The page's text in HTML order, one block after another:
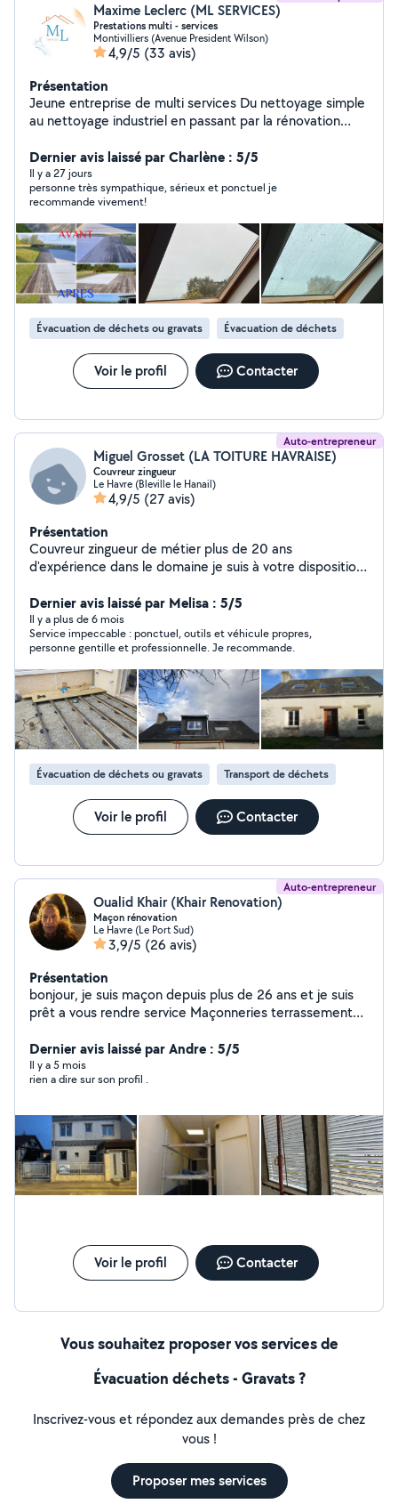
Maxime Leclerc (ML SERVICES)
Prestations multi - services
Montivilliers (Avenue President Wilson)
4,9/5 (33 avis)
Présentation
Jeune entreprise de multi services Du nettoyage simple
au nettoyage industriel en passant par la rénovation
enlèvement de gravats etc ..
Dernier avis laissé par Charlène : 5/5
Il y a 27 jours
personne très sympathique, sérieux et ponctuel je
recommande vivement!
Évacuation de déchets ou gravats Évacuation de déchets
Voir le profil Contacter
Auto-entrepreneur
Miguel Grosset (LA TOITURE HAVRAISE)
Couvreur zingueur
Le Havre (Bleville le Hanail)
4,9/5 (27 avis)
Présentation
Couvreur zingueur de métier plus de 20 ans
d'expérience dans le domaine je suis à votre disposition
ainsi que de la couverture tuile plate mécanique ardoise
tole bac acier zinc gouttière zinc pvc bardage extérieur
cache moineaux pvc réalisation de terrasse sur plots
bois ou composite
Dernier avis laissé par Melisa : 5/5
Il y a plus de 6 mois
Service impeccable : ponctuel, outils et véhicule propres,
personne gentille et professionnelle. Je recommande.
Évacuation de déchets ou gravats Transport de déchets
Voir le profil Contacter
Auto-entrepreneur
Oualid Khair (Khair Renovation)
Maçon rénovation
Le Havre (Le Port Sud)
3,9/5 (26 avis)
Présentation
bonjour, je suis maçon depuis plus de 26 ans et je suis
prêt a vous rendre service Maçonneries terrassement
répondre plus
Dernier avis laissé par Andre : 5/5
Il y a 5 mois
rien a dire sur son profil .
Voir le profil Contacter
Vous souhaitez proposer vos services de
Évacuation déchets - Gravats ?
Inscrivez-vous et répondez aux demandes près de chez
vous !
Proposer mes services